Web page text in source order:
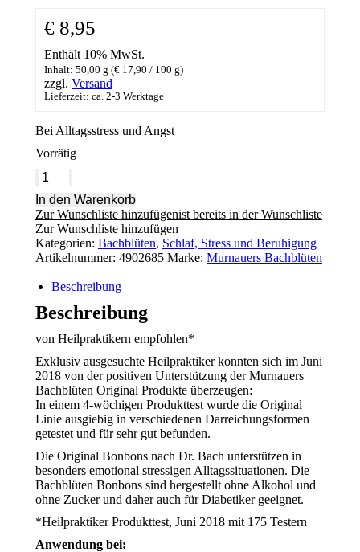
€ 8,95
Enthält 10% MwSt.
Inhalt: 50,00 g (€ 17,90 / 100 g)
zzgl. Versand
Lieferzeit: ca. 2-3 Werktage
Bei Alltagsstress und Angst
Vorrätig
Murnauers
Original
Bonbons
Menge
In den Warenkorb
Zur Wunschliste hinzufügenist bereits in der Wunschliste
Zur Wunschliste hinzufügen
Kategorien: Bachblüten, Schlaf, Stress und Beruhigung
Artikelnummer: 4902685 Marke: Murnauers Bachblüten
Beschreibung
Beschreibung
von Heilpraktikern empfohlen*
Exklusiv ausgesuchte Heilpraktiker konnten sich im Juni
2018 von der positiven Unterstützung der Murnauers
Bachblüten Original Produkte überzeugen:
In einem 4-wöchigen Produkttest wurde die Original
Linie ausgiebig in verschiedenen Darreichungsformen
getestet und für sehr gut befunden.
Die Original Bonbons nach Dr. Bach unterstützen in
besonders emotional stressigen Alltagssituationen. Die
Bachblüten Bonbons sind hergestellt ohne Alkohol und
ohne Zucker und daher auch für Diabetiker geeignet.
*Heilpraktiker Produkttest, Juni 2018 mit 175 Testern
Anwendung bei: